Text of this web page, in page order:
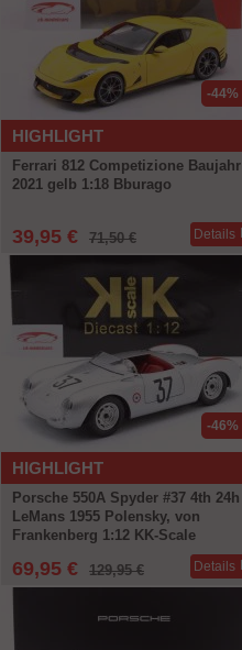
HIGHLIGHT
-44%
Ferrari 812 Competizione Baujahr
2021 gelb 1:18 Bburago
39,95 € 71,50 € Details
HIGHLIGHT
-46%
Porsche 550A Spyder #37 4th 24h
LeMans 1955 Polensky, von
Frankenberg 1:12 KK-Scale
69,95 € 129,95 € Details